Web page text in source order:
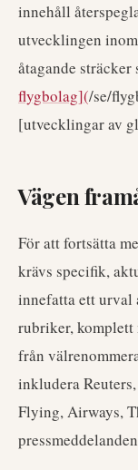
innehåll
utvecklingen
åtagande
flygbolag](/se/
[utvecklingar av gl
Vägen
För att fortsätta
krävs specifik,
innefatta ett
rubriker, komplett
från
inkludera
Flying, Airways,